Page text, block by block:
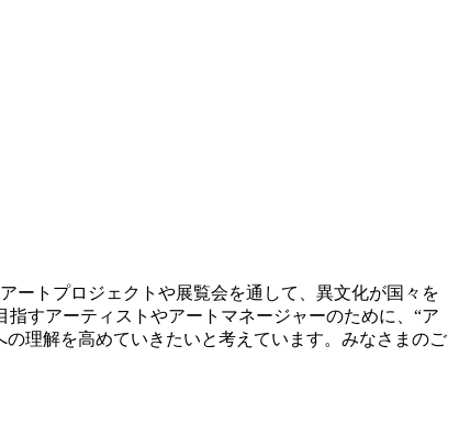
ートプロジェクトや展覧会を通して、異文化が国々を
すアーティストやアートマネージャーのために、“ア
理解を高めていきたいと考えています。みなさまのご